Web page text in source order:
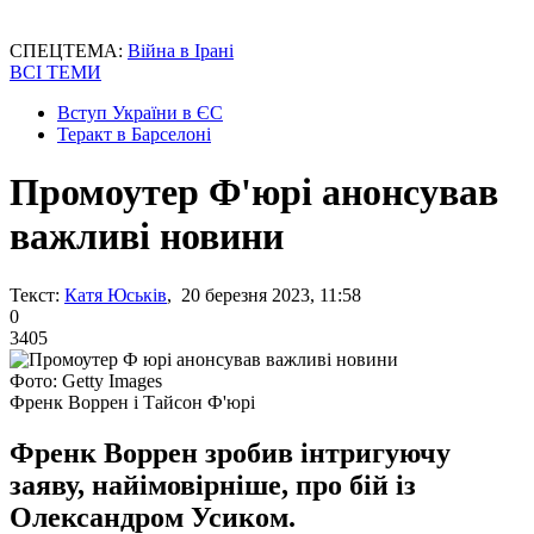
СПЕЦТЕМА: Війна в Ірані
ВСІ ТЕМИ
Вступ України в ЄС
Теракт в Барселоні
Промоутер Ф'юрі анонсував
важливі новини
Текст: Катя Юськів, 20 березня 2023, 11:58
0
3405
Фото: Getty Images
Френк Воррен і Тайсон Ф'юрі
Френк Воррен зробив інтригуючу
заяву, найімовірніше, про бій із
Олександром Усиком.